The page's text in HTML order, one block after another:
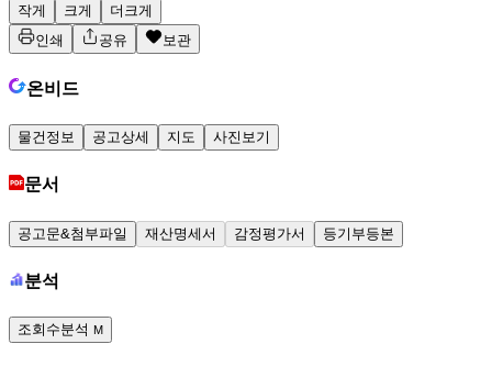
작게
크게
더크게
인쇄
공유 보관
온비드
물건정보 공고상세 지도 사진보기
문서
공고문&첨부파일 재산명세서 감정평가서 등기부등본
분석
조회수분석 M